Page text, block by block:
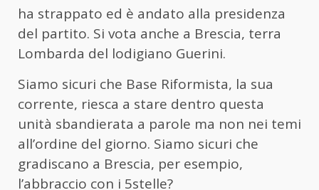
ha strappato ed è andato alla presidenza
del partito. Si vota anche a Brescia, terra
Lombarda del lodigiano Guerini.
Siamo sicuri che Base Riformista, la sua
corrente, riesca a stare dentro questa
unità sbandierata a parole ma non nei temi
all’ordine del giorno. Siamo sicuri che
gradiscano a Brescia, per esempio,
l’abbraccio con i 5stelle?